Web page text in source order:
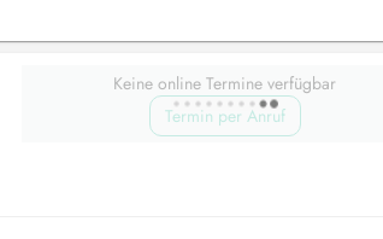
Keine online Termine verfügbar
Termin per Anruf